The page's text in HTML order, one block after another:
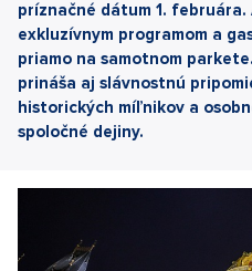
príznačné dátum 1.
exkluzívnym programom a
priamo na samotnom
prináša aj slávnostnú
historických míľnikov a
spoločné dejiny.